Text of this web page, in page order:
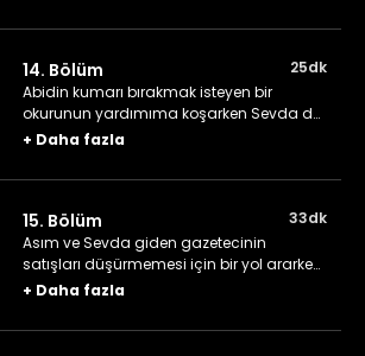
kurtarmak için kolları sıvarlar.
14. Bölüm
25dk
Abidin kumarı bırakmak isteyen bir
okurunun yardımıma koşarken Sevda da
Asım Bey'in asabiyetinin ardında yatan
+ Daha fazla
15. Bölüm
33dk
Asım ve Sevda giden gazetecinin
satışları düşürmemesi için bir yol ararken
Abidin, az ömrü kalan bir okurunun son
+ Daha fazla